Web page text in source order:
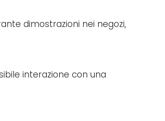
dimostrazioni nei negozi,
interazione con una